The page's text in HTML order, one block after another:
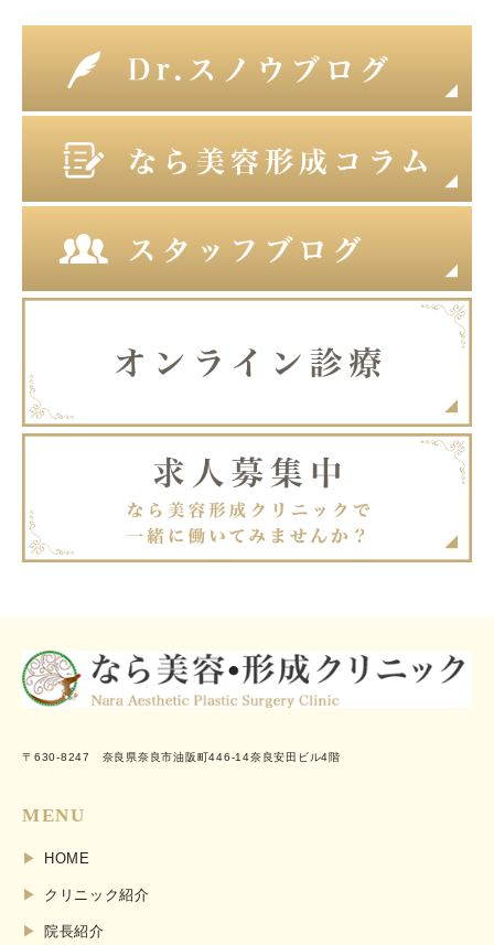
〒630-8247 奈良県奈良市油阪町446-14奈良安田ビル4階
MENU
HOME
クリニック紹介
院長紹介